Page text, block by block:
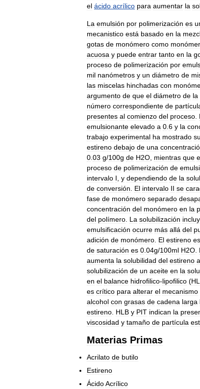
el ácido acrílico para aumentar la
La emulsión por polimerización es
mecanistico está basado en la
gotas de monómero como
acuosa y puede entrar tanto en la
proceso de polimerización por
mil nanómetros y un diámetro de
las miscelas hinchadas con
argumento de que el diámetro de la
número correspondiente de
presentes al comienzo del proceso
emulsionante elevado a 0 6 y la
trabajo experimental ha mostrado su
estireno debajo de una
0 03 g/100g de H2O mientras que
proceso de polimerización de
intervalo I y dependiendo de la
de conversión El intervalo II se
fase de monómero separado
concentración del monómero en la
del polímero La solubilización
emulsificación ocurre más allá del
adición de monómero El estireno es
de saturación es 0 04g/100ml H2O
aumenta la solubilidad del estireno a
solubilización de un aceite en la
en el balance hidrofilico-lipofilico (
es crítico para alterar el mecanismo
alcohol con grasas de cadena larga
estireno HLB y PIT indican la
viscosidad y tamaño de partícula
Materias Primas
Acrilato de butilo
Estireno
ÁcidoAcrílico